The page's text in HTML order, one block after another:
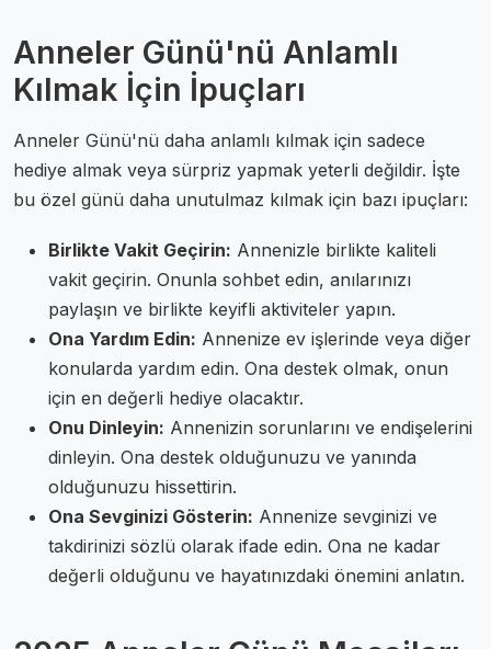
Anneler Günü'nü Anlamlı
Kılmak İçin İpuçları
Anneler Günü'nü daha anlamlı kılmak için sadece
hediye almak veya sürpriz yapmak yeterli değildir. İşte
bu özel günü daha unutulmaz kılmak için bazı ipuçları:
Birlikte Vakit Geçirin: Annenizle birlikte kaliteli
vakit geçirin. Onunla sohbet edin, anılarınızı
paylaşın ve birlikte keyifli aktiviteler yapın.
Ona Yardım Edin: Annenize ev işlerinde veya diğer
konularda yardım edin. Ona destek olmak, onun
için en değerli hediye olacaktır.
Onu Dinleyin: Annenizin sorunlarını ve endişelerini
dinleyin. Ona destek olduğunuzu ve yanında
olduğunuzu hissettirin.
Ona Sevginizi Gösterin: Annenize sevginizi ve
takdirinizi sözlü olarak ifade edin. Ona ne kadar
değerli olduğunu ve hayatınızdaki önemini anlatın.